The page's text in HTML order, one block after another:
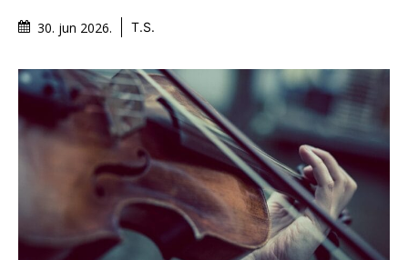
30. jun 2026. T.S.